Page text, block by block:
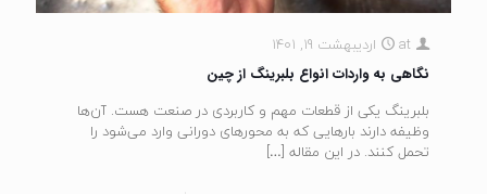
at اردیبهشت 19, 1401
نگاهی به واردات انواع بلبرینگ از چین
بلبرینگ یکی از قطعات مهم و کاربردی در صنعت هست. آن‌ها
وظیفه دارند بارهایی که به محورهای دورانی وارد می‌شود را
تحمل کنند. در این مقاله […]